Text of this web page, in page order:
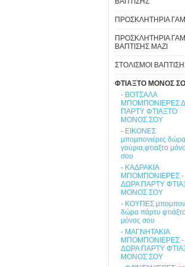
ΠΡΟΣΚΛΗΤΗΡΙΑ
ΠΡΟΣΚΛΗΤΗΡΙΑ
ΒΑΠΤΙΣΗΣ ΜΑΖΙ
ΣΤΟΛΙΣΜΟΙ
ΦΤΙΑΞΤΟ ΜΟΝΟΣ
- ΒΟΤΣΑΛΑ
ΜΠΟΜΠΟΝΙΕΡΕΣ
ΠΑΡΤΥ ΦΤΙΑΞΤΟ
ΜΟΝΟΣ ΣΟΥ
- ΕΙΚΟΝΕΣ
μπομπονιέρες δώρα
γούρια,φτιαξτο
σου
- ΚΑΔΡΑΚΙΑ
ΜΠΟΜΠΟΝΙΕΡΕΣ -
ΔΩΡΑ ΠΑΡΤΥ
ΜΟΝΟΣ ΣΟΥ
- ΚΟΥΠΕΣ
δώρα πάρτυ
μόνος σου
- ΜΑΓΝΗΤΑΚΙΑ
ΜΠΟΜΠΟΝΙΕΡΕΣ -
ΔΩΡΑ ΠΑΡΤΥ
ΜΟΝΟΣ ΣΟΥ